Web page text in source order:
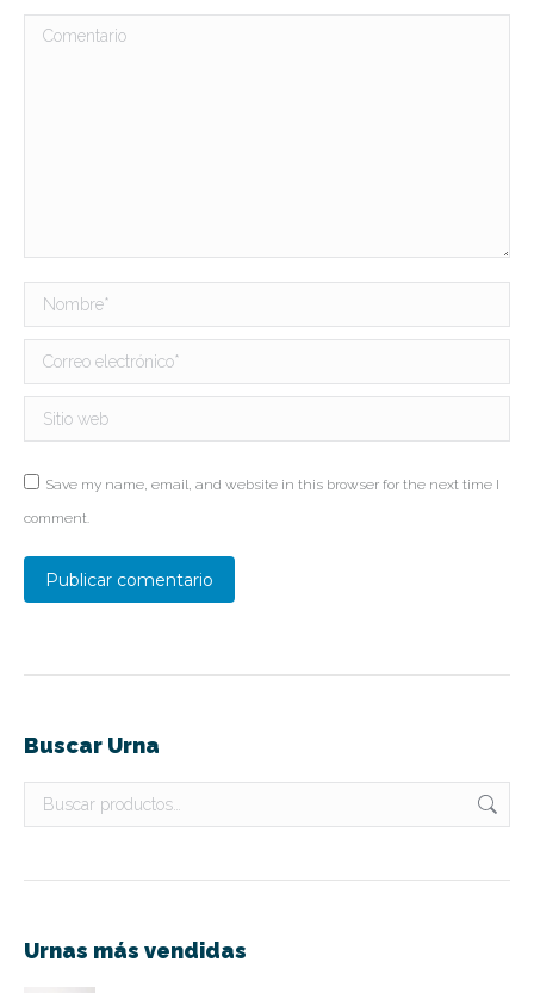
Comentario
Nombre *
Correo electrónico *
Sitio web
Save my name, email, and website in this browser for the next time I
comment.
Publicar comentario
Buscar Urna
Urnas más vendidas